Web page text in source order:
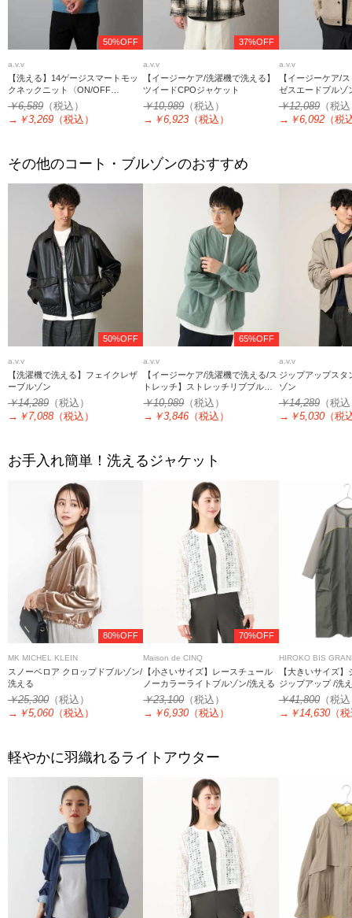
50%OFF
a.v.v
【洗える】14ゲージスマートモッ
クネックニット〈ON/OFF
SERIES〉
￥6,589 （税込）
→ ￥3,269 （税込）
37%OFF
a.v.v
【イージーケア/洗濯機で洗える】
ツイードCPOジャケット
￥10,989（税込）
→ ￥6,923 （税込）
a.v.v
【イージーケア/
ゼスエードブルゾ
える】
￥12,089（税
→ ￥6,092（税
その他のコート・ブルゾンのおすすめ
50%OFF
a.v.v
【洗濯機で洗える】フェイクレザ
ーブルゾン
￥14,289 （税込）
→ ￥7,088 （税込）
65%OFF
a.v.v
【イージーケア/洗濯機で洗える/ス
トレッチ】ストレッチリブブルゾ
ン
￥10,989（税込）
→ ￥3,846 （税込）
a.v.v
ジップアップスタ
ゾン
￥14,289（税
→ ￥5,030（税
お手入れ簡単！洗えるジャケット
80%OFF
MK MICHEL KLEIN
スノーベロア クロップドブルゾン/
洗える
￥25,300 （税込）
→ ￥5,060 （税込）
70%OFF
Maison de CINQ
【小さいサイズ】レースチュール
ノーカラーライトブルゾン/洗える
￥23,100（税込）
→ ￥6,930 （税込）
HIROKO BIS
【大きいサイズ
ジップアップ /洗
￥41,800（税
→ ￥14,630（
軽やかに羽織れるライトアウター